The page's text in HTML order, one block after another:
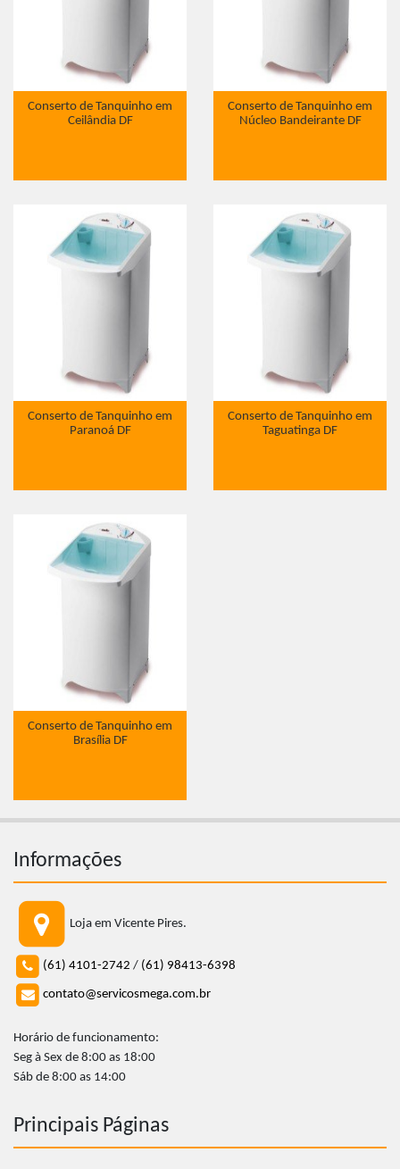
Conserto de Tanquinho em
Ceilândia DF
Conserto de Tanquinho em
Núcleo Bandeirante DF
Conserto de Tanquinho em
Paranoá DF
Conserto de Tanquinho em
Taguatinga DF
Conserto de Tanquinho em
Brasília DF
Informações
Loja em Vicente Pires.
(61) 4101-2742 / (61) 98413-6398
contato@servicosmega.com.br
Horário de funcionamento:
Seg à Sex de 8:00 as 18:00
Sáb de 8:00 as 14:00
Principais Páginas